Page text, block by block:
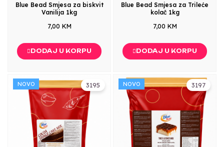
Blue Bead Smjesa za biskvit
Vanilija 1kg
7,00 KM
DODAJ U KORPU
Blue Bead Smjesa za Trileće
kolač 1kg
7,00 KM
DODAJ U KORPU
3195
NOVO 3197
NOVO